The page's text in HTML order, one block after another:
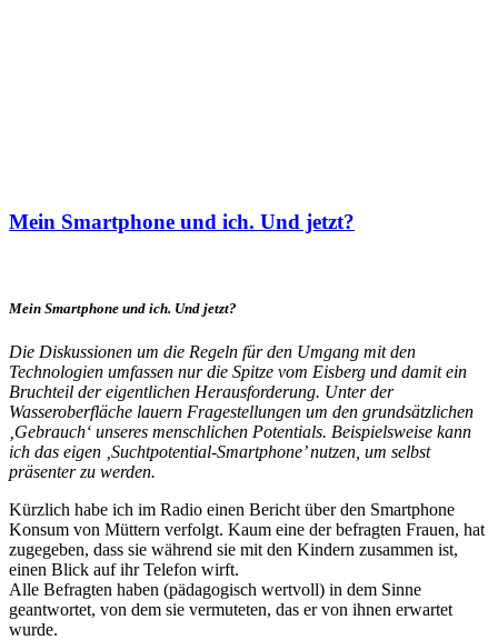
Mein Smartphone und ich. Und jetzt?
Mein Smartphone und ich. Und jetzt?
Die Diskussionen um die Regeln für den Umgang mit den
Technologien umfassen nur die Spitze vom Eisberg und damit ein
Bruchteil der eigentlichen Herausforderung. Unter der
Wasseroberfläche lauern Fragestellungen um den grundsätzlichen
‚Gebrauch‘ unseres menschlichen Potentials. Beispielsweise kann
ich das eigen ‚Suchtpotential-Smartphone’ nutzen, um selbst
präsenter zu werden.
Kürzlich habe ich im Radio einen Bericht über den Smartphone
Konsum von Müttern verfolgt. Kaum eine der befragten Frauen, hat
zugegeben, dass sie während sie mit den Kindern zusammen ist,
einen Blick auf ihr Telefon wirft.
Alle Befragten haben (pädagogisch wertvoll) in dem Sinne
geantwortet, von dem sie vermuteten, das er von ihnen erwartet
wurde.